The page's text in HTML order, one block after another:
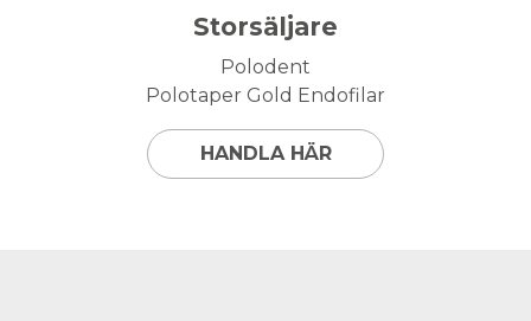
Storsäljare
Polodent
Polotaper Gold Endofilar
HANDLA HÄR